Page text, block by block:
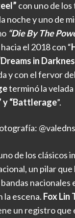
con uno de los
noche y uno de
“Die By The
el 2018 con “
in
y con el fervor
terminó la velada
y “Battlerage”.
de los clásicos
un pilar
nacionales
la escena. Fox Lin
un registro que